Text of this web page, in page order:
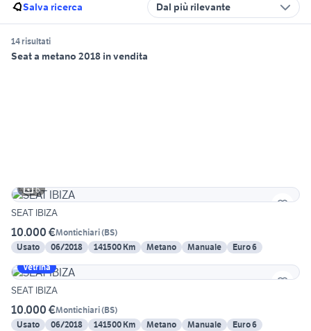
Salva ricerca Dal più rilevante
14 risultati
Seat a metano 2018 in vendita
6
SEAT IBIZA
10.000 €Montichiari(BS)
Usato
06/2018 141500 Km Metano Manuale
Euro 6
Vetrina
SEAT IBIZA
10.000 €Montichiari(BS)
Usato
06/2018 141500 Km Metano Manuale
Euro 6